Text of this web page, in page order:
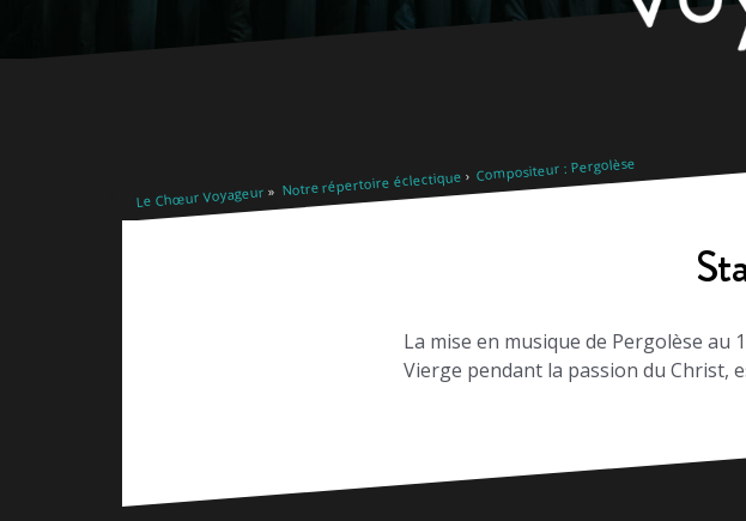
Le Chœur Voyageur Notre répertoire éclectique Compositeur : Pergolèse
La mise en musique de Pergolèse au
Vierge pendant la passion du Christ,